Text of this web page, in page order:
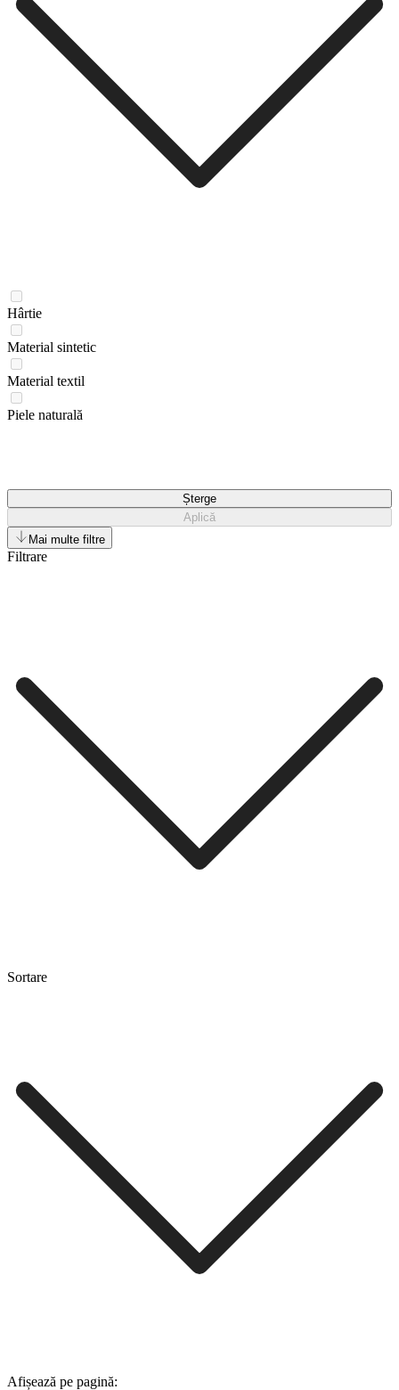
Hârtie
Material sintetic
Material textil
Piele naturală
Șterge
Aplică
Mai multe filtre
Filtrare
Sortare
Afișează pe pagină: